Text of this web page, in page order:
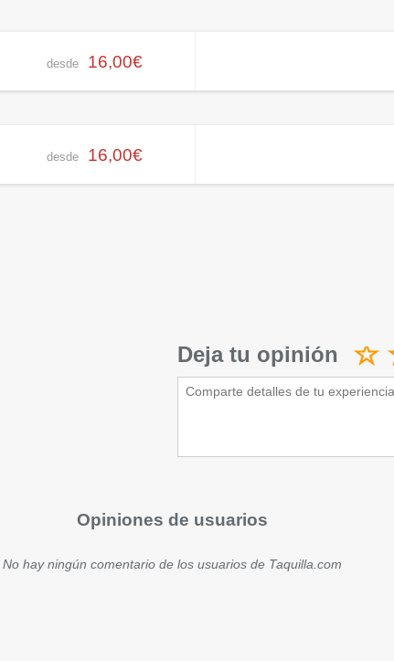
desde 16,00€
desde 16,00€
Deja tu opinión
Opiniones de usuarios
No hay ningún comentario de los usuarios de Taquilla.com